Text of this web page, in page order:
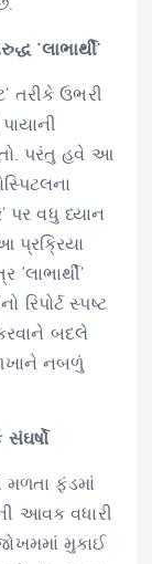
‘લાભાર્થી’
તરીકે ઉભરી
પરંતુ હવે આ
પર વધુ ધ્યાન
પ્રક્રિયા
રિપોર્ટ સ્પષ્ટ
બદલે
નબળું
ફંડમાં
આવક વધારી
મુકાઈ